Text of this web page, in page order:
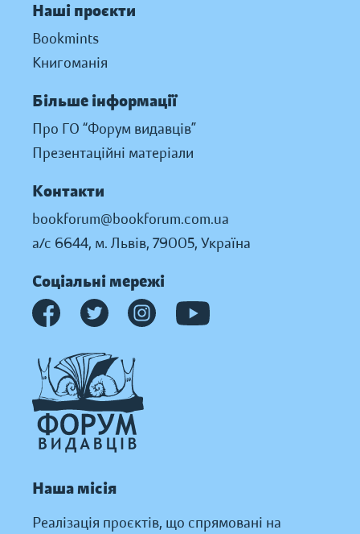
Наші проєкти
Bookmints
Книгоманія
Більше інформації
Про ГО “Форум видавців”
Презентаційні матеріали
Контакти
bookforum@bookforum.com.ua
а/с 6644, м. Львів, 79005, Україна
Соціальні мережі
Наша місія
Реалізація проєктів, що спрямовані на